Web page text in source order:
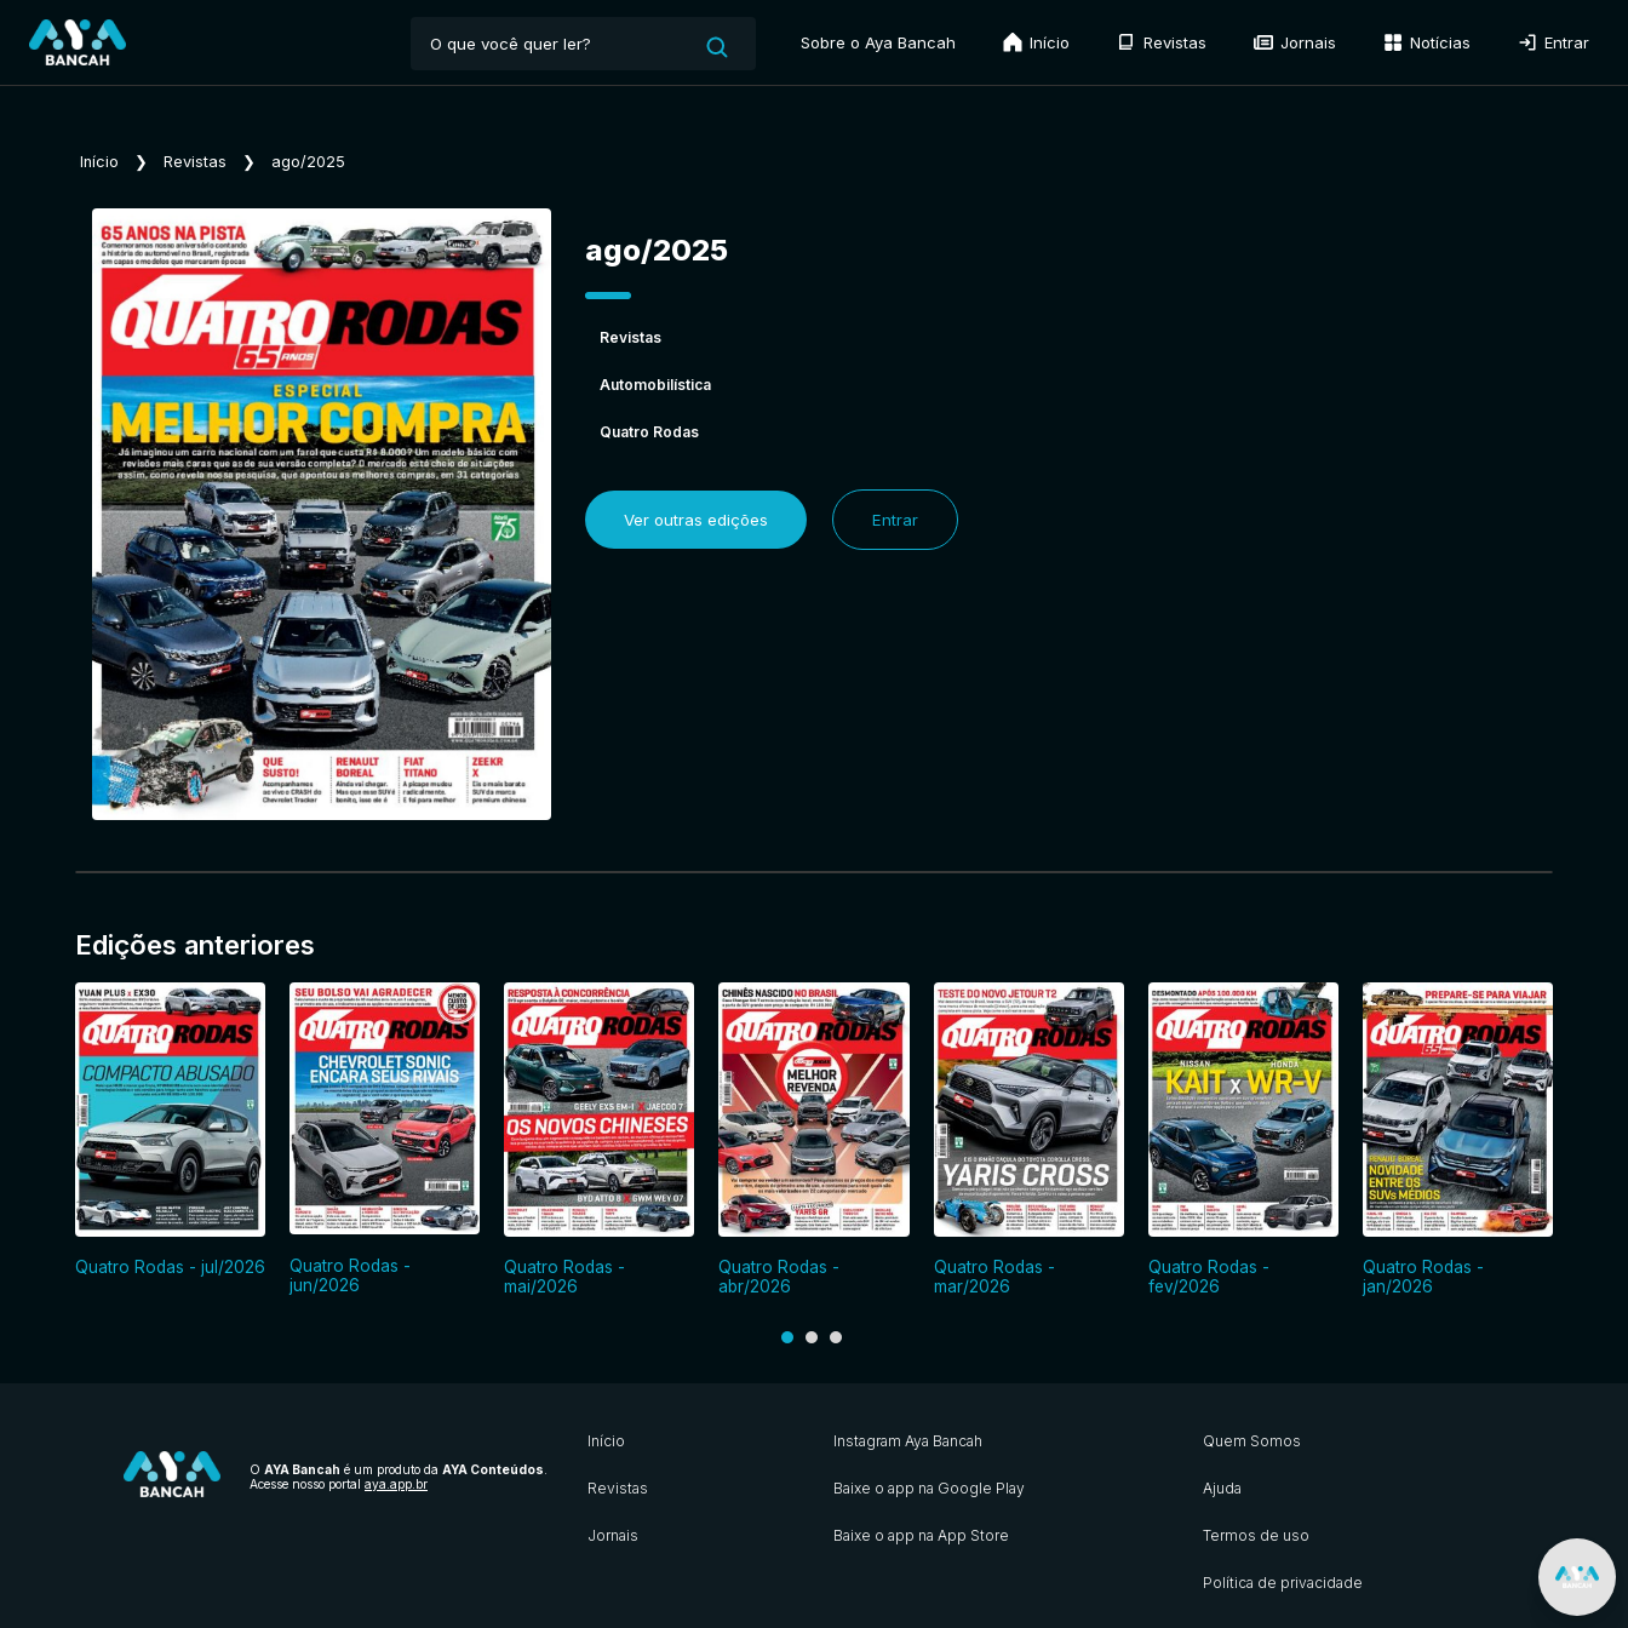
Sobre o Aya Bancah Início Revistas Jornais Notícias Entrar
Início ❯ Revistas ❯ ago/2025
ago/2025
Revistas
Automobilística
Quatro Rodas
Ver outras edições Entrar
Edições anteriores
Quatro Rodas - jul/2026
Quatro Rodas -
jun/2026
Quatro Rodas -
mai/2026
Quatro Rodas -
abr/2026
Quatro Rodas -
mar/2026
Quatro Rodas -
fev/2026
Quatro Rodas -
jan/2026
O AYA Bancah é um produto da AYA Conteúdos
Acesse nosso portal aya.app.br
Início
Revistas
Jornais
Instagram Aya Bancah
Baixe o app na Google Play
Baixe o app na App Store
Quem Somos
Ajuda
Termos de uso
Política de privacidade